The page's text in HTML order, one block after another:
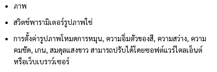
ภาพ
สวิตช์พารามิเตอร์รูปภาพใช่
การตั้งค่ารูปภาพโหมดการหมุน, ความอิ่มตัวของสี, ความสว่าง, ความ
คมชัด, เกน, สมดุลแสงขาว สามารถปรับได้โดยซอฟต์แวร์ไคลเอ็นต์
หรือเว็บเบราว์เซอร์